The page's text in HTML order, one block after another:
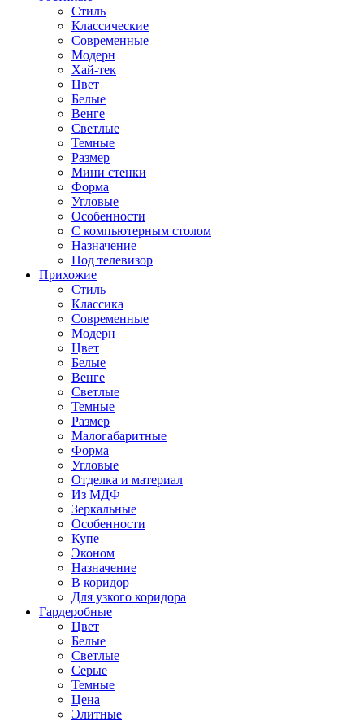
Стиль
Классические
Современные
Модерн
Хай-тек
Цвет
Белые
Венге
Светлые
Темные
Размер
Мини стенки
Форма
Угловые
Особенности
С компьютерным столом
Назначение
Под телевизор
Прихожие
Стиль
Классика
Современные
Модерн
Цвет
Белые
Венге
Светлые
Темные
Размер
Малогабаритные
Форма
Угловые
Отделка и материал
Из МДФ
Зеркальные
Особенности
Купе
Эконом
Назначение
В коридор
Для узкого коридора
Гардеробные
Цвет
Белые
Светлые
Серые
Темные
Цена
Элитные